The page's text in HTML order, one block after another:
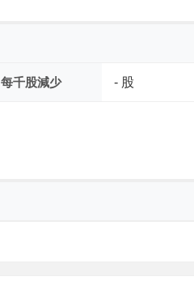
每千股減少 - 股